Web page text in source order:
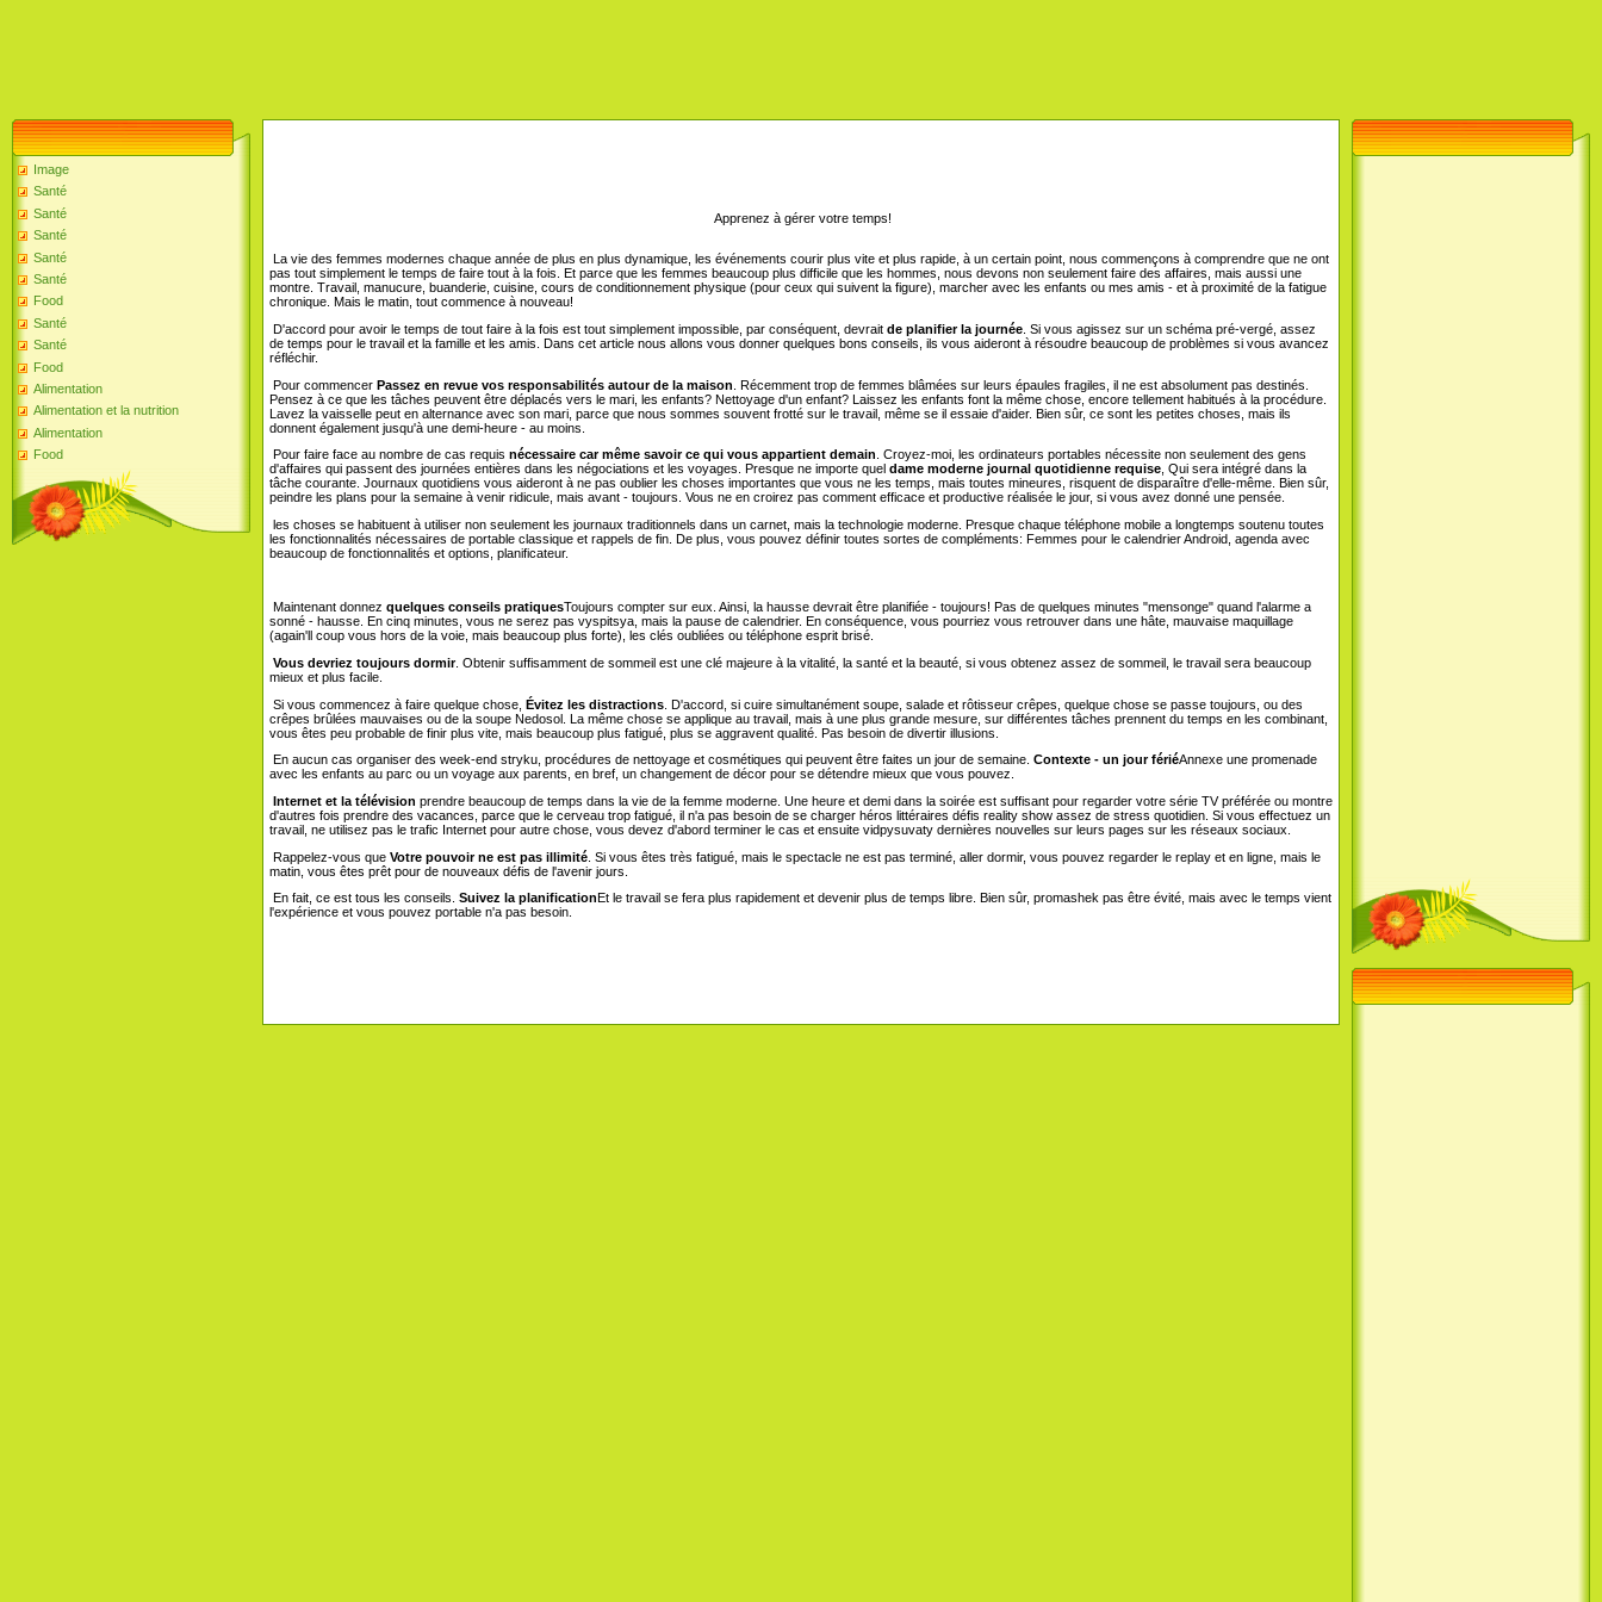
Image
Santé
Santé
Santé
Santé
Santé
Food
Santé
Santé
Food
Alimentation
Alimentation et la nutrition
Alimentation
Food
Apprenez à gérer votre temps!
La vie des femmes modernes chaque année de plus en plus dynamique, les événements courir plus vite et plus rapide, à un certain point, nous commençons à comprendre que ne ont
pas tout simplement le temps de faire tout à la fois. Et parce que les femmes beaucoup plus difficile que les hommes, nous devons non seulement faire des affaires, mais aussi une
montre. Travail, manucure, buanderie, cuisine, cours de conditionnement physique (pour ceux qui suivent la figure), marcher avec les enfants ou mes amis - et à proximité de la fatigue
chronique. Mais le matin, tout commence à nouveau!
D'accord pour avoir le temps de tout faire à la fois est tout simplement impossible, par conséquent, devrait de planifier la journée . Si vous agissez sur un schéma pré-vergé, assez
de temps pour le travail et la famille et les amis. Dans cet article nous allons vous donner quelques bons conseils, ils vous aideront à résoudre beaucoup de problèmes si vous avancez
réfléchir.
Pour commencer Passez en revue vos responsabilités autour de la maison . Récemment trop de femmes blâmées sur leurs épaules fragiles, il ne est absolument pas destinés.
Pensez à ce que les tâches peuvent être déplacés vers le mari, les enfants? Nettoyage d'un enfant? Laissez les enfants font la même chose, encore tellement habitués à la procédure.
Lavez la vaisselle peut en alternance avec son mari, parce que nous sommes souvent frotté sur le travail, même se il essaie d'aider. Bien sûr, ce sont les petites choses, mais ils
donnent également jusqu'à une demi-heure - au moins.
Pour faire face au nombre de cas requis nécessaire car même savoir ce qui vous appartient demain . Croyez-moi, les ordinateurs portables nécessite non seulement des gens
d'affaires qui passent des journées entières dans les négociations et les voyages. Presque ne importe quel dame moderne journal quotidienne requise , Qui sera intégré dans la
tâche courante. Journaux quotidiens vous aideront à ne pas oublier les choses importantes que vous ne les temps, mais toutes mineures, risquent de disparaître d'elle-même. Bien sûr,
peindre les plans pour la semaine à venir ridicule, mais avant - toujours. Vous ne en croirez pas comment efficace et productive réalisée le jour, si vous avez donné une pensée.
les choses se habituent à utiliser non seulement les journaux traditionnels dans un carnet, mais la technologie moderne. Presque chaque téléphone mobile a longtemps soutenu toutes
les fonctionnalités nécessaires de portable classique et rappels de fin. De plus, vous pouvez définir toutes sortes de compléments: Femmes pour le calendrier Android, agenda avec
beaucoup de fonctionnalités et options, planificateur.
Maintenant donnez quelques conseils pratiquesToujours compter sur eux. Ainsi, la hausse devrait être planifiée - toujours! Pas de quelques minutes "mensonge" quand l'alarme a
sonné - hausse. En cinq minutes, vous ne serez pas vyspitsya, mais la pause de calendrier. En conséquence, vous pourriez vous retrouver dans une hâte, mauvaise maquillage
(again'll coup vous hors de la voie, mais beaucoup plus forte), les clés oubliées ou téléphone esprit brisé.
Vous devriez toujours dormir. Obtenir suffisamment de sommeil est une clé majeure à la vitalité, la santé et la beauté, si vous obtenez assez de sommeil, le travail sera beaucoup
mieux et plus facile.
Si vous commencez à faire quelque chose, Évitez les distractions . D'accord, si cuire simultanément soupe, salade et rôtisseur crêpes, quelque chose se passe toujours, ou des
crêpes brûlées mauvaises ou de la soupe Nedosol. La même chose se applique au travail, mais à une plus grande mesure, sur différentes tâches prennent du temps en les combinant,
vous êtes peu probable de finir plus vite, mais beaucoup plus fatigué, plus se aggravent qualité. Pas besoin de divertir illusions.
En aucun cas organiser des week-end stryku, procédures de nettoyage et cosmétiques qui peuvent être faites un jour de semaine. Contexte - un jour fériéAnnexe une promenade
avec les enfants au parc ou un voyage aux parents, en bref, un changement de décor pour se détendre mieux que vous pouvez.
Internet et la télévision prendre beaucoup de temps dans la vie de la femme moderne. Une heure et demi dans la soirée est suffisant pour regarder votre série TV préférée ou montre
d'autres fois prendre des vacances, parce que le cerveau trop fatigué, il n'a pas besoin de se charger héros littéraires défis reality show assez de stress quotidien. Si vous effectuez un
travail, ne utilisez pas le trafic Internet pour autre chose, vous devez d'abord terminer le cas et ensuite vidpysuvaty dernières nouvelles sur leurs pages sur les réseaux sociaux.
Rappelez-vous que Votre pouvoir ne est pas illimité . Si vous êtes très fatigué, mais le spectacle ne est pas terminé, aller dormir, vous pouvez regarder le replay et en ligne, mais le
matin, vous êtes prêt pour de nouveaux défis de l'avenir jours.
En fait, ce est tous les conseils. Suivez la planificationEt le travail se fera plus rapidement et devenir plus de temps libre. Bien sûr, promashek pas être évité, mais avec le temps vient
l'expérience et vous pouvez portable n'a pas besoin.